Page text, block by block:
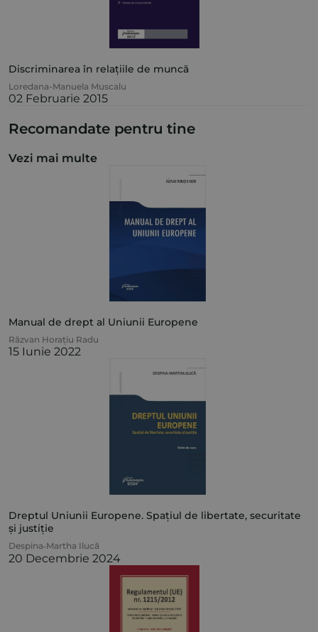
Discriminarea în relațiile de muncă
Loredana-Manuela Muscalu
02 Februarie 2015
Recomandate pentru tine
Vezi mai multe
Manual de drept al Uniunii Europene
Răzvan Horațiu Radu
15 Iunie 2022
Dreptul Uniunii Europene. Spațiul de libertate, securitate
și justiție
Despina‑Martha Ilucă
20 Decembrie 2024